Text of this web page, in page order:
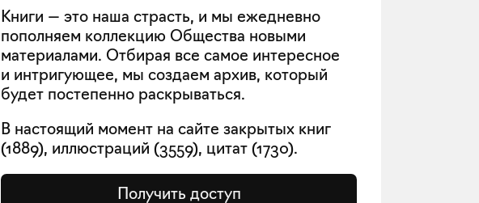
Книги — это наша страсть, и мы ежедневно
пополняем коллекцию Общества новыми
материалами. Отбирая все самое интересное
и интригующее, мы создаем архив, который
будет постепенно раскрываться.
В настоящий момент на сайте закрытых книг
(1889), иллюстраций (3559), цитат (1730).
Получить доступ